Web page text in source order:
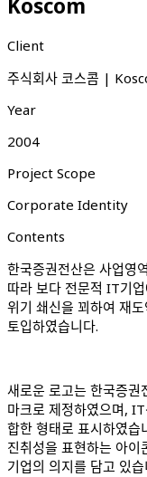
Client
주식회사 코스콤 |
Year
2004
Project Scope
Corporate Identity
Contents
한국증권전산은 사업영
따라 보다 전문적 IT기
위기 쇄신을 꾀하여 재
토입하였습니다.
새로운 로고는 한국증권
마크로 제정하였으며,
합한 형태로 표시하였
진취성을 표현하는 아이
기업의 의지를 담고 있습